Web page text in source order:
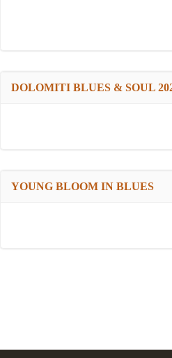
DOLOMITI BLUES & SOUL
YOUNG BLOOM IN BLUES